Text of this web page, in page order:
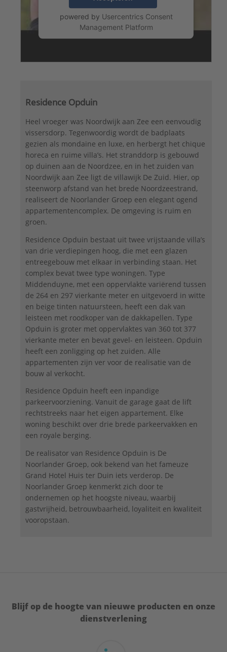
powered by Usercentrics Consent
Management Platform
Residence Opduin
Heel vroeger was Noordwijk aan Zee een eenvoudig
vissersdorp. Tegenwoordig wordt de badplaats
gezien als mondaine en luxe, en herbergt het chique
horeca en ruime villa’s. Het stranddorp is gebouwd
op duinen aan de Noordzee, en in het zuiden van
Noordwijk aan Zee ligt de villawijk De Zuid. Hier, op
steenworp afstand van het brede Noordzeestrand,
realiseert de Noorlander Groep een elegant ogend
appartementencomplex. De omgeving is ruim en
groen.
Residence Opduin bestaat uit twee vrijstaande villa’s
van drie verdiepingen hoog, die met een glazen
entreegebouw met elkaar in verbinding staan. Het
complex bevat twee type woningen. Type
Middenduyne, met een oppervlakte variërend tussen
de 264 en 297 vierkante meter en uitgevoerd in witte
en beige tinten natuursteen, heeft een dak van
leisteen met roodkoper van de dakkapellen. Type
Opduin is groter met oppervlaktes van 360 tot 377
vierkante meter en bevat gevel- en leisteen. Opduin
heeft een zonligging op het zuiden. Alle
appartementen zijn ver voor de realisatie van de
bouw al verkocht.
Residence Opduin heeft een inpandige
parkeervoorziening. Vanuit de garage gaat de lift
rechtstreeks naar het eigen appartement. Elke
woning beschikt over drie brede parkeervakken en
een royale berging.
De realisator van Residence Opduin is De
Noorlander Groep, ook bekend van het fameuze
Grand Hotel Huis ter Duin iets verderop. De
Noorlander Groep kenmerkt zich door te
ondernemen op het hoogste niveau, waarbij
gastvrijheid, betrouwbaarheid, loyaliteit en kwaliteit
vooropstaan.
Blijf op de hoogte van nieuwe producten en onze
dienstverlening